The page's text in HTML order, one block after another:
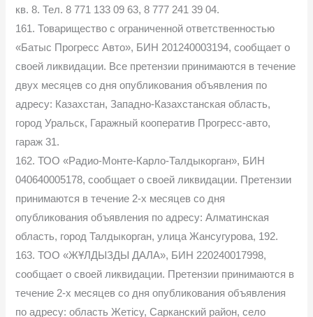
кв. 8. Тел. 8 771 133 09 63, 8 777 241 39 04.
161. Товарищество с ограниченной ответственностью
«Батыс Прогресс Авто», БИН 201240003194, сообщает о
своей ликвидации. Все претензии принимаются в течение
двух месяцев со дня опубликования объявления по
адресу: Казахстан, Западно-Казахстанская область,
город Уральск, Гаражный кооператив Прогресс-авто,
гараж 31.
162. ТОО «Радио-Монте-Карло-Талдыкорган», БИН
040640005178, сообщает о своей ликвидации. Претензии
принимаются в течение 2-х месяцев со дня
опубликования объявления по адресу: Алматинская
область, город Талдыкорган, улица Жансугурова, 192.
163. ТОО «ЖҰЛДЫЗДЫ ДАЛА», БИН 220240017998,
сообщает о своей ликвидации. Претензии принимаются в
течение 2-х месяцев со дня опубликования объявления
по адресу: область Жетісу, Сарканский район, село